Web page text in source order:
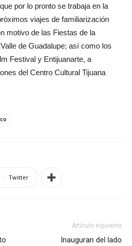
por lo pronto se trabaja en la
viajes de familiarización
motivo de las Fiestas de la
de Guadalupe; así como los
Festival y Entijuanarte, a
del Centro Cultural Tijuana
Twitter
Artículo siguiente
Inauguran del lado